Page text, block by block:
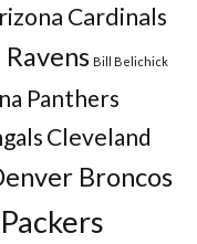
Cardinals
Bill Belichick
Panthers
Cleveland
Broncos